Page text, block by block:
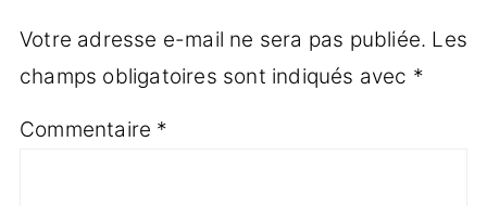
Votre adresse e-mail ne sera pas publiée. Les
champs obligatoires sont indiqués avec *
Commentaire *